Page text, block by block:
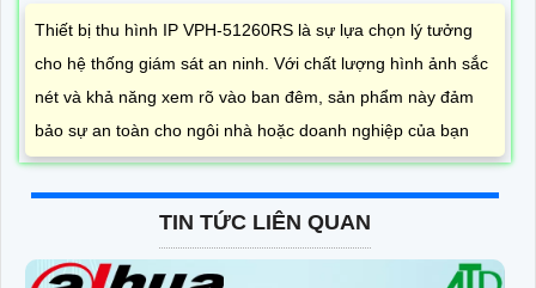
Thiết bị thu hình IP VPH-51260RS là sự lựa chọn lý tưởng
cho hệ thống giám sát an ninh. Với chất lượng hình ảnh sắc
nét và khả năng xem rõ vào ban đêm, sản phẩm này đảm
bảo sự an toàn cho ngôi nhà hoặc doanh nghiệp của bạn
TIN TỨC LIÊN QUAN